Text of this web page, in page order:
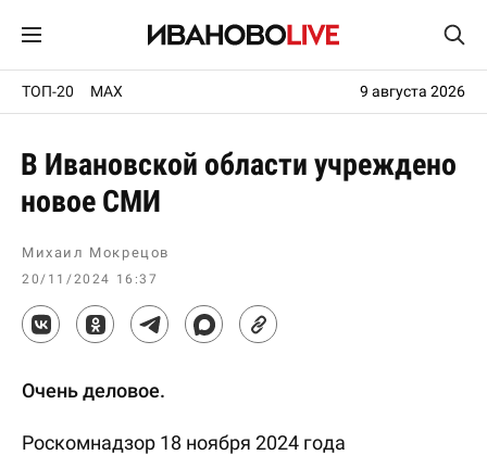
ТОП-20 MAX 9 августа 2026
В Ивановской области учреждено
новое СМИ
Михаил Мокрецов
20/11/2024 16:37
Очень деловое.
Роскомнадзор 18 ноября 2024 года